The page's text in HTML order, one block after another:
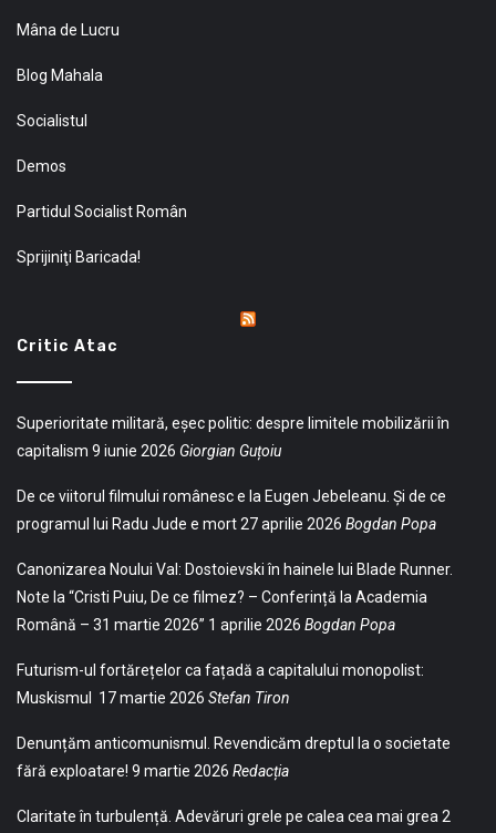
Mâna de Lucru
Blog Mahala
Socialistul
Demos
Partidul Socialist Român
Sprijiniţi Baricada!
Critic Atac
Superioritate militară, eșec politic: despre limitele mobilizării în
capitalism 9 iunie 2026 Giorgian Guțoiu
De ce viitorul filmului românesc e la Eugen Jebeleanu. Și de ce
programul lui Radu Jude e mort27 aprilie 2026 Bogdan Popa
Canonizarea Noului Val: Dostoievski în hainele lui Blade Runner.
Note la “Cristi Puiu, De ce filmez? – Conferință la Academia
Română – 31 martie 2026” 1 aprilie 2026 Bogdan Popa
Futurism-ul fortărețelor ca fațadă a capitalului monopolist:
Muskismul 17 martie 2026 Stefan Tiron
Denunțăm anticomunismul. Revendicăm dreptul la o societate
fără exploatare! 9 martie 2026 Redacția
Claritate în turbulență. Adevăruri grele pe calea cea mai grea 2